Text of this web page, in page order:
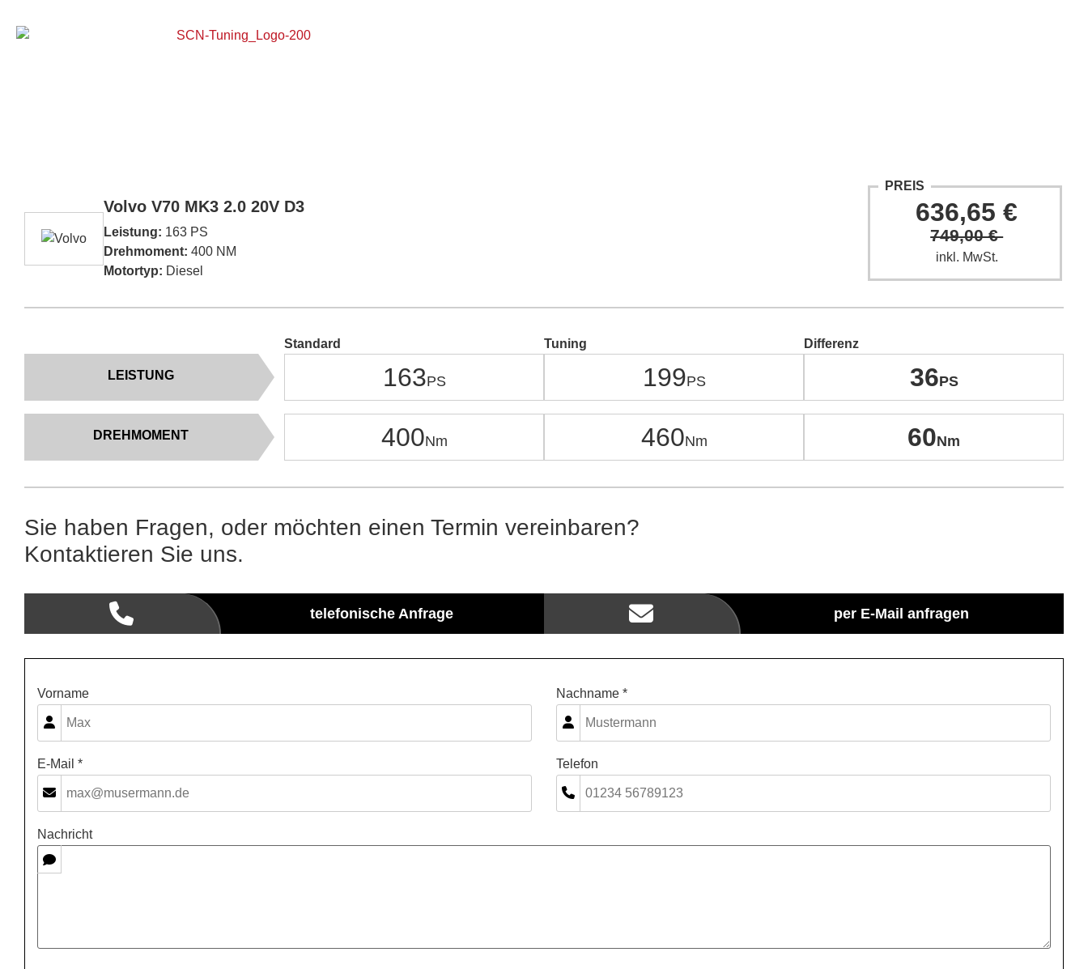
Volvo V70 MK3 2.0 20V D3
Leistung: 163 PS
Drehmoment: 400 NM
Motortyp: Diesel
PREIS
636,65 €
749,00 €
inkl. MwSt.
LEISTUNG
DREHMOMENT
Standard
163
400
Tuning
199
460
Differenz
36
60
Sie haben Fragen, oder möchten einen Termin vereinbaren?
Kontaktieren Sie uns.
telefonische Anfrage per E-Mail anfragen
Vorname Nachname *
E-Mail * Telefon
Nachricht